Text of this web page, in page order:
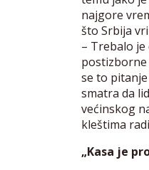
najgore
što Srbija
– Trebalo je
postizborne
se to
smatra da
većinskog
kleštima
„Kasa je